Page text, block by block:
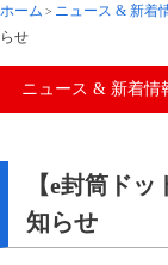
ホーム ニュース & 新着
らせ
ニュース & 新着情
【e封筒ド
知らせ